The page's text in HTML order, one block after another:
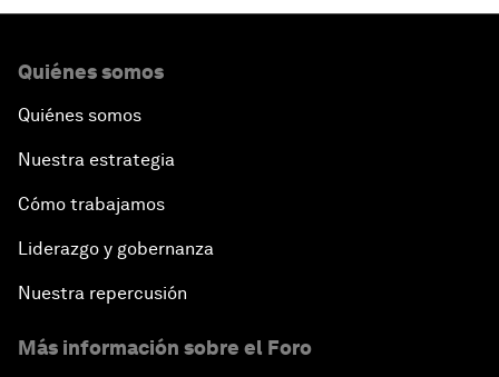
Quiénes somos
Quiénes somos
Nuestra estrategia
Cómo trabajamos
Liderazgo y gobernanza
Nuestra repercusión
Más información sobre el Foro